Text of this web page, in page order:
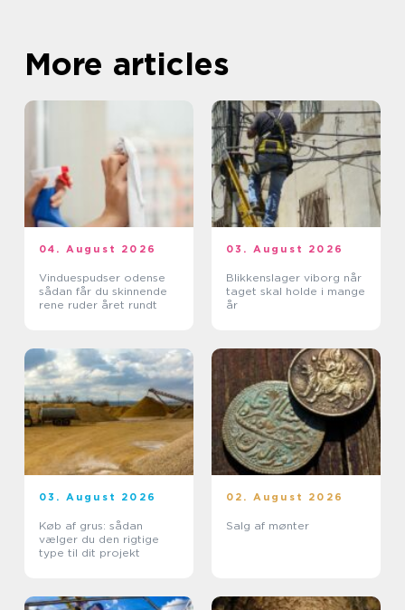
More articles
04. August 2026
Vinduespudser odense
sådan får du skinnende
rene ruder året rundt
03. August 2026
Blikkenslager viborg når
taget skal holde i mange
år
03. August 2026
Køb af grus: sådan
vælger du den rigtige
type til dit projekt
02. August 2026
Salg af mønter